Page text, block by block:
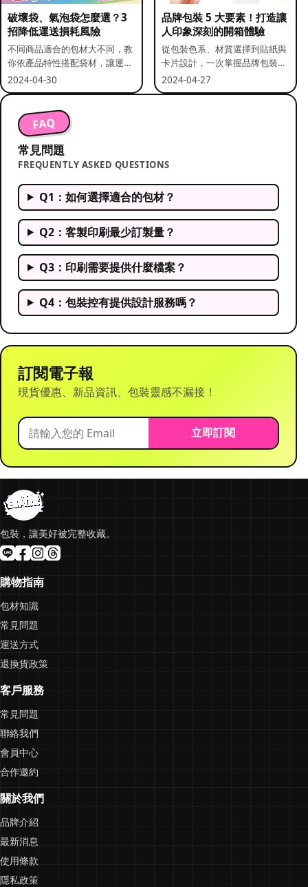
破壞袋、氣泡袋怎麼選？3
招降低運送損耗風險
不同商品適合的包材大不同，教
你依產品特性搭配袋材，讓運送
更安全。
2024-04-30
品牌包裝 5 大要素！打造讓
人印象深刻的開箱體驗
從包裝色系、材質選擇到貼紙與
卡片設計，一次掌握品牌包裝的
關鍵要素。
2024-04-27
FAQ
常見問題
FREQUENTLY ASKED QUESTIONS
Q1：如何選擇適合的包材？
Q2：客製印刷最少訂製量？
Q3：印刷需要提供什麼檔案？
Q4：包裝控有提供設計服務嗎？
訂閱電子報
現貨優惠、新品資訊、包裝靈感不漏接！
立即訂閱
包裝，讓美好被完整收藏。
購物指南
包材知識
常見問題
運送方式
退換貨政策
客戶服務
常見問題
聯絡我們
會員中心
合作邀約
關於我們
品牌介紹
最新消息
使用條款
隱私政策